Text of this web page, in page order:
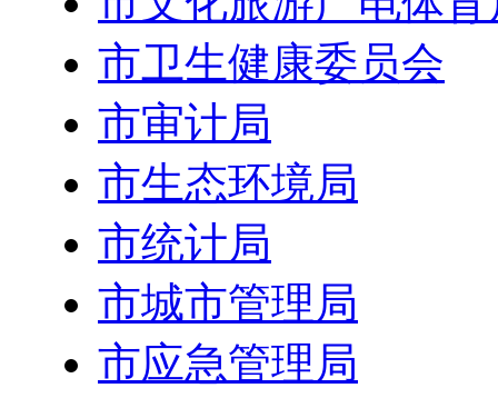
市卫生健康委员会
市审计局
市生态环境局
市统计局
市城市管理局
市应急管理局